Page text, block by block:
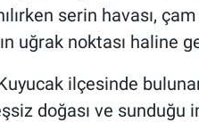
serin havası,
uğrak noktası haline
Kuyucak ilçesinde
doğası ve